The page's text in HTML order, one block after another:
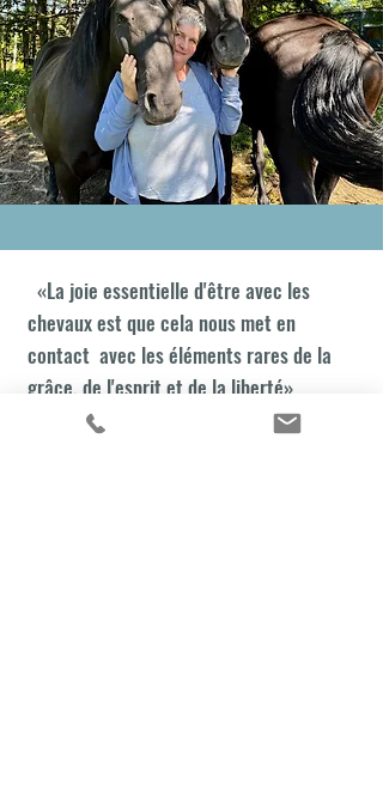
«La joie essentielle d'être avec les
chevaux est que cela nous met en
contact avec les éléments rares de la
grâce, de l'esprit et de la liberté»
- Sharon Ralls Lemon